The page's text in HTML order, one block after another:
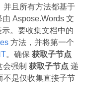
并且所有方法都基于
Aspose.Words 文
。要收集文档中的
方法，并将第一个
。确保 获取子节点
强制 获取子节点 递
不是仅收集直接子节